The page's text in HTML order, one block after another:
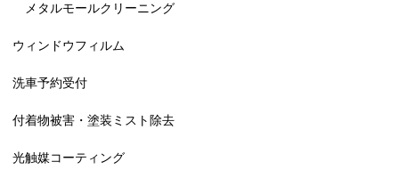
メタルモールクリーニング
ウィンドウフィルム
洗車予約受付
付着物被害・塗装ミスト除去
光触媒コーティング